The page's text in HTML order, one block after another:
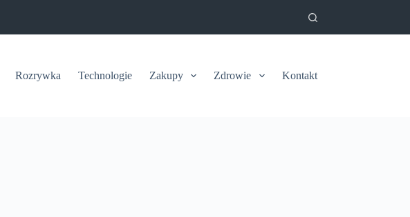
Rozrywka Technologie Zakupy Zdrowie Kontakt